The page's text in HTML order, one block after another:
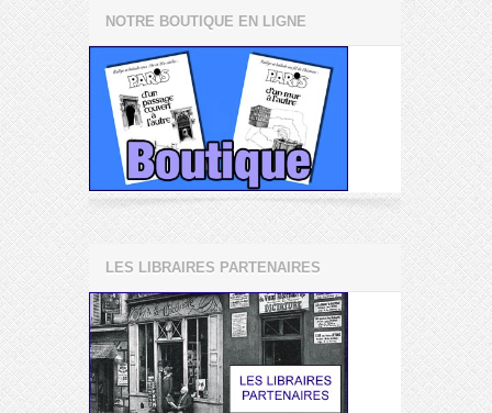
NOTRE BOUTIQUE EN LIGNE
LES LIBRAIRES PARTENAIRES